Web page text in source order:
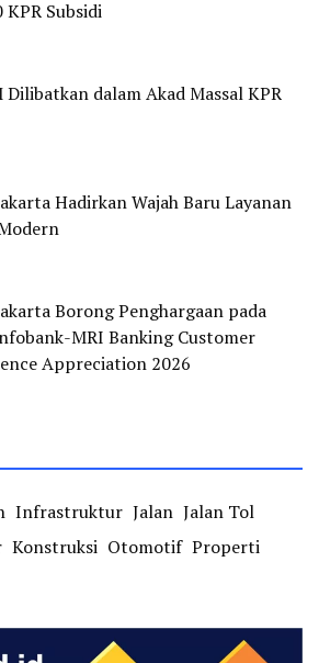
KPR Subsidi
Dilibatkan dalam Akad Massal KPR
Hadirkan Wajah Baru Layanan
Borong Penghargaan pada
MRI Banking Customer
Appreciation 2026
Infrastruktur Jalan Jalan Tol
Konstruksi Otomotif Properti